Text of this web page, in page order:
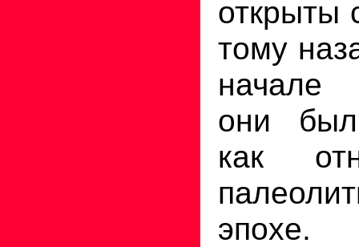
открыты
тому
начале
они
как
эпохе.